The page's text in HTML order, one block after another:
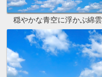
穏やかな青空に浮かぶ綿雲